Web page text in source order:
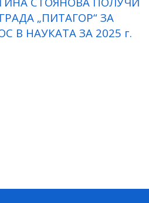
„ПИТАГОР“ ЗА
В НАУКАТА ЗА 2025 г.